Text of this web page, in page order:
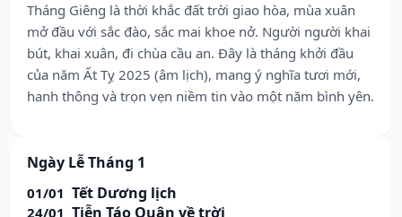
Tháng Giêng là thời khắc đất trời giao hòa, mùa xuân
mở đầu với sắc đào, sắc mai khoe nở. Người người khai
bút, khai xuân, đi chùa cầu an. Đây là tháng khởi đầu
của năm Ất Tỵ 2025 (âm lịch), mang ý nghĩa tươi mới,
hanh thông và trọn vẹn niềm tin vào một năm bình yên.
Ngày Lễ Tháng 1
01/01 Tết Dương lịch
24/01 Tiễn Táo Quân về trời